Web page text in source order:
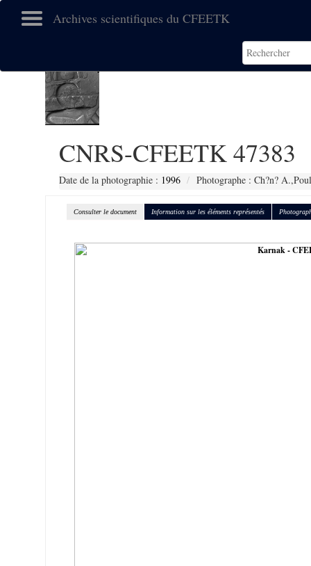
Archives scientifiques du CFEETK
CNRS-CFEETK 47383
Date de la photographie : 1996 Photographe : Ch?n?
Consulter le document Information sur les éléments représentés